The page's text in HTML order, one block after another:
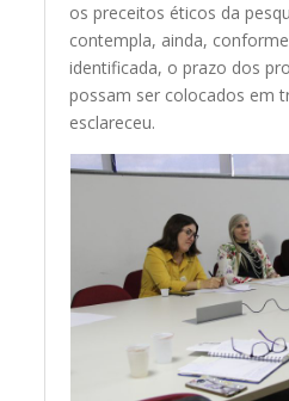
os preceitos éticos da
contempla, ainda,
identificada, o prazo dos
possam ser colocados em
esclareceu.